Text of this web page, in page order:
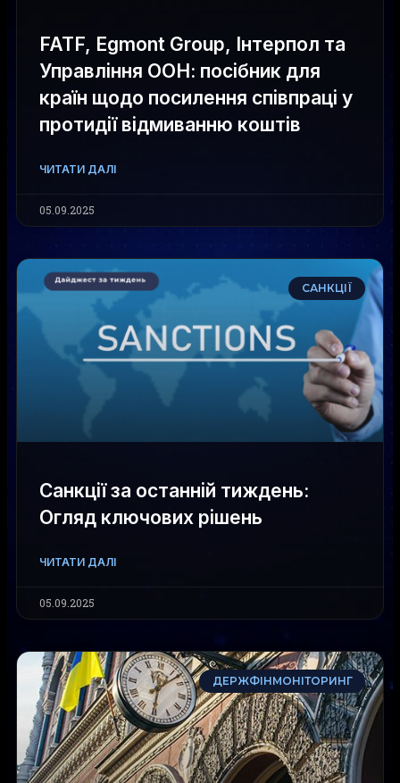
FATF, Egmont Group, Інтерпол та
Управління ООН: посібник для
країн щодо посилення співпраці у
протидії відмиванню коштів
ЧИТАТИ ДАЛІ
05.09.2025
САНКЦІЇ
Санкції за останній тиждень:
Огляд ключових рішень
ЧИТАТИ ДАЛІ
05.09.2025
ДЕРЖФІНМОНІТОРИНГ